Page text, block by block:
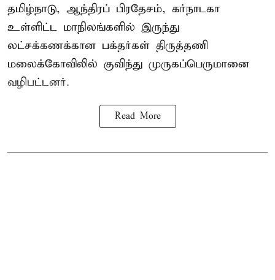
தமிழ்நாடு, ஆந்திரப் பிரதேசம், கர்நாடகா
உள்ளிட்ட மாநிலங்களில் இருந்து
லட்சக்கணக்கான பக்தர்கள் திருத்தணி
மலைக்கோவிலில் குவிந்து முருகப்பெருமானை
வழிபட்டனர்.
Read More